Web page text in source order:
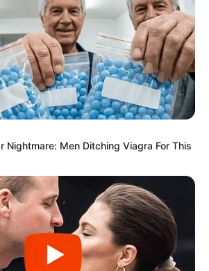
Nightmare: Men Ditching Viagra For This